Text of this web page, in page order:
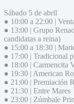
Sábado 5 de abril
● 10:00 a 22:00 |
● 13:00 | Grupo
candidatas a reina)
● 15:00 a 18:30 |
● 17:00 | Tradicional
● 18:00 | Carmencita
● 19:30 | American
● 21:00 | Premiación
● 21:30 | Entre Mares
● 23:00 | Zúmbale